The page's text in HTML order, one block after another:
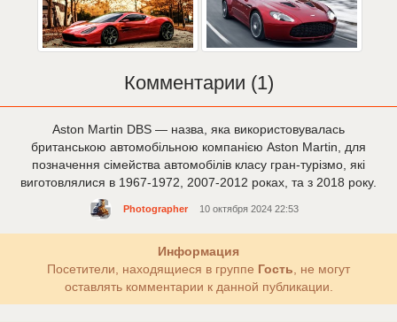
Комментарии (1)
Aston Martin DBS — назва, яка використовувалась
британською автомобільною компанією Aston Martin, для
позначення сімейства автомобілів класу гран-турізмо, які
виготовлялися в 1967-1972, 2007-2012 роках, та з 2018 року.
Photographer 10 октября 2024 22:53
Информация
Посетители, находящиеся в группе Гость , не могут
оставлять комментарии к данной публикации.